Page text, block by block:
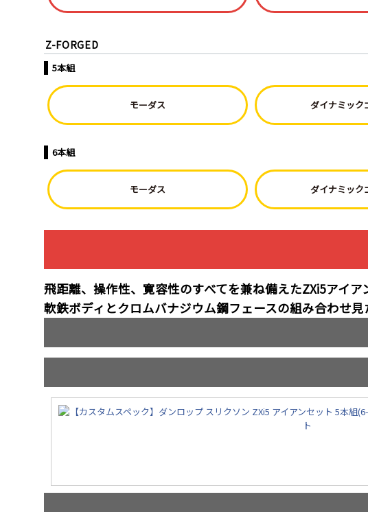
Z-FORGED
5本組
モーダス ダイナミック
6本組
モーダス ダイナミック
飛距離、操作性、寛容性のすべてを兼ね備えたZXi5アイア
軟鉄ボディとクロムバナジウム鋼フェースの組み合わせ